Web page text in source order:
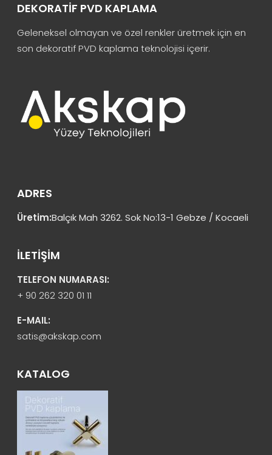
DEKORATIF PVD KAPLAMA
Geleneksel olmayan ve özel renkler üretmek için en
son dekoratif PVD kaplama teknolojisi içerir.
ADRES
Üretim:Balçık Mah 3262. Sok No:13-1 Gebze / Kocaeli
İLETİŞİM
TELEFON NUMARASI:
+ 90 262 320 01 11
E-MAIL:
satis@akskap.com
KATALOG